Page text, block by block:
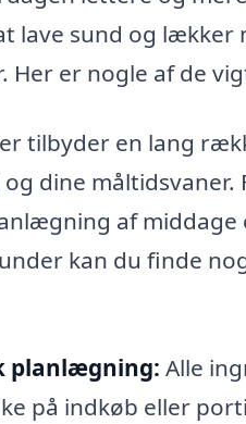
lave sund og lækker
Her er nogle af de
tilbyder en lang
dine
af
kan du finde
planlægning: Alle
på indkøb eller